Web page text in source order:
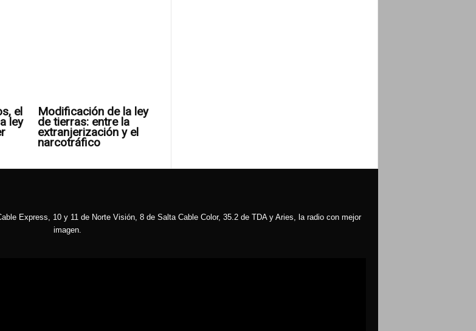
el
ley
Modificación de la ley
de tierras: entre la
extranjerización y el
narcotráfico
Express, 10 y 11 de Norte Visión, 8 de Salta Cable Color, 35.2 de TDA y Aries, la radio con mejor
imagen.